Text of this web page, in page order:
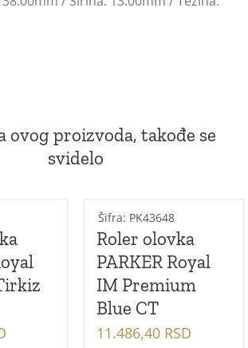
ovog proizvoda, takođe se
svidelo
Šifra: PK43648
Roler olovka
PARKER Royal
IM Premium
Blue CT
11.486,40 RSD